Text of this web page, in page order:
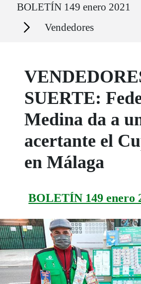
BOLETÍN 149 enero 2021
Secciones Vendedores
SUERTE:
Medina da a
acertante el
en Málaga
BOLETÍN 149 enero